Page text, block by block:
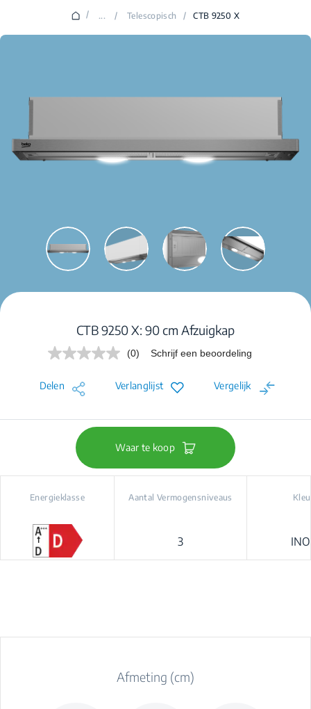
/ ... / Telescopisch / CTB 9250 X
CTB 9250 X: 90 cm Afzuigkap
Geen
Dezelfde
paginalink.
(0) Schrijf een beoordeling
Delen Verlanglijst Vergelijk
Waar te koop
Energieklasse Aantal Vermogensniveaus
3
Afmeting (cm)